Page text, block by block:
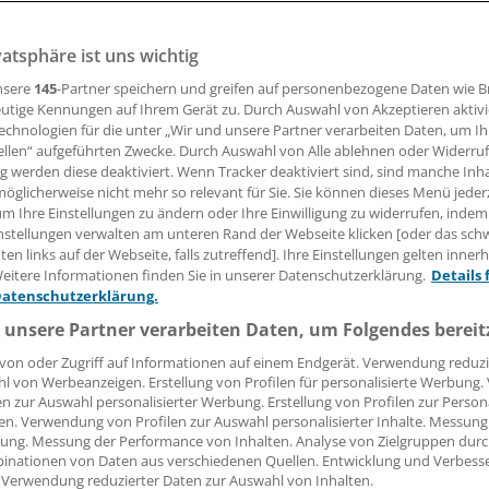
Diagnose COPD zu spät gestellt, Patienten werden
Therapie ist zu defensiv. So wird eine stadiengerechte
erwogen, wenn sich der Patient über lange Zeit
(z. B. Exazerbationen) einstellen. Zudem
nicht ausreichend gewürdigt. Es ist an der Zeit, diese
Strategie zu ersetzen. Hierzu finden sich imGOLD-Report
Leserin, lieber Leser,
Beitrag können Sie lesen, sobald Sie sich
Jetzt anmelden »
Kostenlos
vergessen?
Problem beim Login?
ist mit wenigen Klicks erledigt und kostenlos.
ist uns wichtig
145-Partner speichern und greifen auf personenbezogene Daten wie
Kennungen auf Ihrem Gerät zu. Durch Auswahl von Akzeptieren
für die unter „Wir und unsere Partner verarbeiten Daten, um
aufgeführten Zwecke. Durch Auswahl von Alle ablehnen oder
werden diese deaktiviert. Wenn Tracker deaktiviert sind, sind manche
nicht mehr so relevant für Sie. Sie können dieses Menü
Ihre Einstellungen zu ändern oder Ihre Einwilligung zu widerrufen, indem
verwalten am unteren Rand der Webseite klicken [oder das
links auf der Webseite, falls zutreffend]. Ihre Einstellungen gelten
Informationen finden Sie in unserer Datenschutzerklärung. Details
Partner verarbeiten Daten, um Folgendes
oder Zugriff auf Informationen auf einem Endgerät. Verwendung
von Werbeanzeigen. Erstellung von Profilen für personalisierte
zur Auswahl personalisierter Werbung. Erstellung von Profilen zur
Verwendung von Profilen zur Auswahl personalisierter Inhalte.
Messung der Performance von Inhalten. Analyse von Zielgruppen
von Daten aus verschiedenen Quellen. Entwicklung und
reduzierter Daten zur Auswahl von Inhalten.